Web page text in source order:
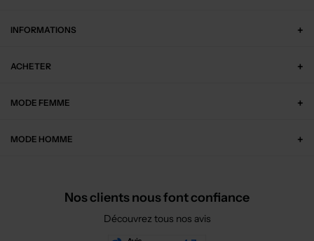
INFORMATIONS
ACHETER
MODE FEMME
MODE HOMME
Nos clients nous font confiance
Découvrez tous nos avis